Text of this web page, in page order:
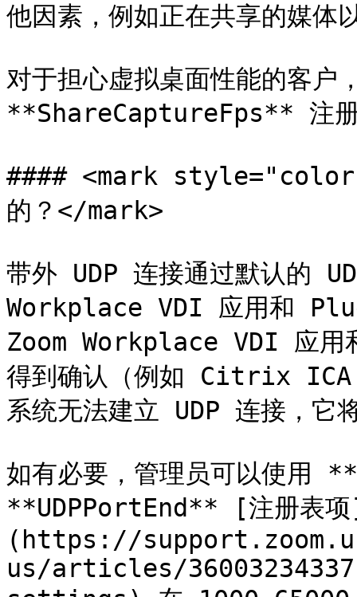
他因素，例如正在共享的媒体
对于担心虚拟桌面性能的客户
**ShareCaptureFps** 注册
#### <mark style="color:
的？</mark>
带外 UDP 连接通过默认的
Workplace VDI 应用和
Zoom Workplace VDI 应用
得到确认（例如 Citrix
系统无法建立 UDP 连接，它
如有必要，管理员可以使用
**UDPPortEnd** [注册表
(https://
us/articles/